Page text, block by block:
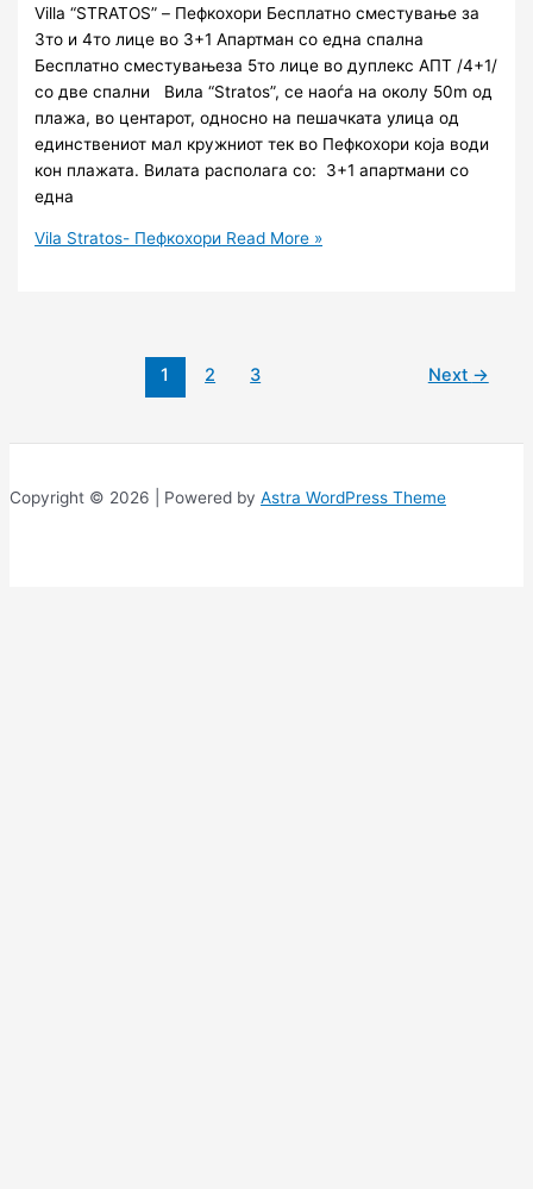
Villa “STRATOS” – Пефкохори Бесплатно сместување за
3то и 4то лице во 3+1 Апартман со една спална
Бесплатно сместувањеза 5то лице во дуплекс АПТ /4+1/
со две спални Вила “Stratos”, се наоѓа на околу 50m од
плажа, во центарот, односно на пешачката улица од
единствениот мал кружниот тек во Пефкохори која води
кон плажата. Вилата располага со: 3+1 апартмани со
една
Vila Stratos- Пефкохори Read More »
1 2 3 Next →
Copyright © 2026 | Powered by Astra WordPress Theme